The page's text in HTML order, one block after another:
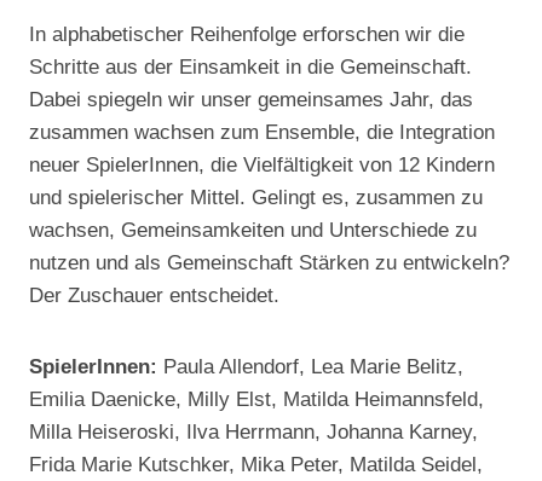
In alphabetischer Reihenfolge erforschen wir die
Schritte aus der Einsamkeit in die Gemeinschaft.
Dabei spiegeln wir unser gemeinsames Jahr, das
zusammen wachsen zum Ensemble, die Integration
neuer SpielerInnen, die Vielfältigkeit von 12 Kindern
und spielerischer Mittel. Gelingt es, zusammen zu
wachsen, Gemeinsamkeiten und Unterschiede zu
nutzen und als Gemeinschaft Stärken zu entwickeln?
Der Zuschauer entscheidet.
SpielerInnen: Paula Allendorf, Lea Marie Belitz,
Emilia Daenicke, Milly Elst, Matilda Heimannsfeld,
Milla Heiseroski, Ilva Herrmann, Johanna Karney,
Frida Marie Kutschker, Mika Peter, Matilda Seidel,